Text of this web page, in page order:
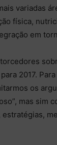
variadas
física,
em
2017.
os
mas sim